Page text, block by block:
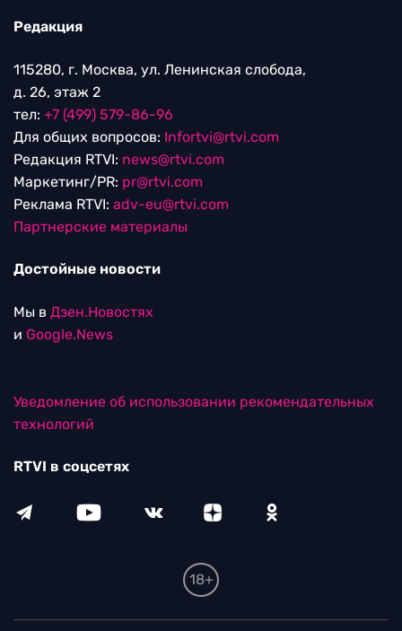
Редакция
115280, г. Москва, ул. Ленинская слобода,
д. 26, этаж 2
тел: +7 (499) 579-86-96
Для общих вопросов: Infortvi@rtvi.com
Редакция RTVI: news@rtvi.com
Маркетинг/PR: pr@rtvi.com
Реклама RTVI: adv-eu@rtvi.com
Партнерские материалы
Достойные новости
Мы в Дзен.Новостях
и Google.News
Уведомление об использовании рекомендательных
технологий
RTVI в соцсетях
18+